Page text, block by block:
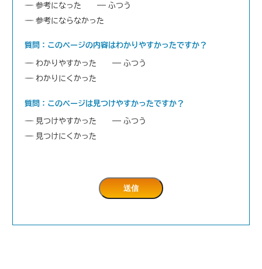
参考になった
ふつう
参考にならなかった
質問：このページの内容はわかりやすかったですか？
わかりやすかった
ふつう
わかりにくかった
質問：このページは見つけやすかったですか？
見つけやすかった
ふつう
見つけにくかった